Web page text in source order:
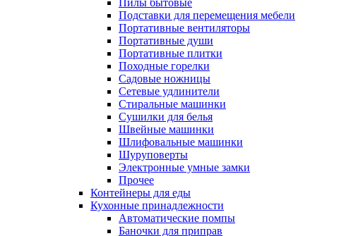
Пилы бытовые
Подставки для перемещения мебели
Портативные вентиляторы
Портативные души
Портативные плитки
Походные горелки
Садовые ножницы
Сетевые удлинители
Стиральные машинки
Сушилки для белья
Швейные машинки
Шлифовальные машинки
Шуруповерты
Электронные умные замки
Прочее
Контейнеры для еды
Кухонные принадлежности
Автоматические помпы
Баночки для приправ